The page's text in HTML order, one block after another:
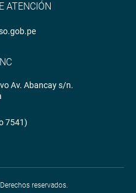
ATENCIÓN
Av. Abancay s/n.
7541)
reservados.